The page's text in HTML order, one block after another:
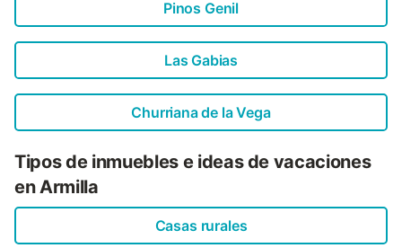
Pinos Genil
Las Gabias
Churriana de la Vega
Tipos de inmuebles e ideas de vacaciones
en Armilla
Casas rurales